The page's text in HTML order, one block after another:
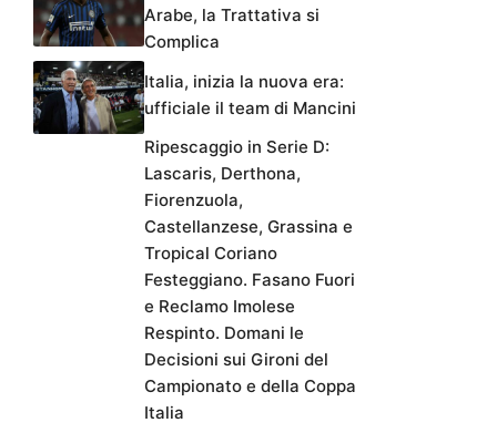
Arabe, la Trattativa si
Complica
Italia, inizia la nuova era:
ufficiale il team di Mancini
Ripescaggio in Serie D:
Lascaris, Derthona,
Fiorenzuola,
Castellanzese, Grassina e
Tropical Coriano
Festeggiano. Fasano Fuori
e Reclamo Imolese
Respinto. Domani le
Decisioni sui Gironi del
Campionato e della Coppa
Italia